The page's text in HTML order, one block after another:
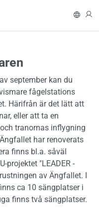
In
september kan du
fågelstations
Härifrån är det lätt att
eller att ta en
tranornas inflygning
har renoverats
finns bl.a. såväl
projektet "LEADER -
av Ängfallet. I
ca 10 sängplatser i
finns två sängplatser.